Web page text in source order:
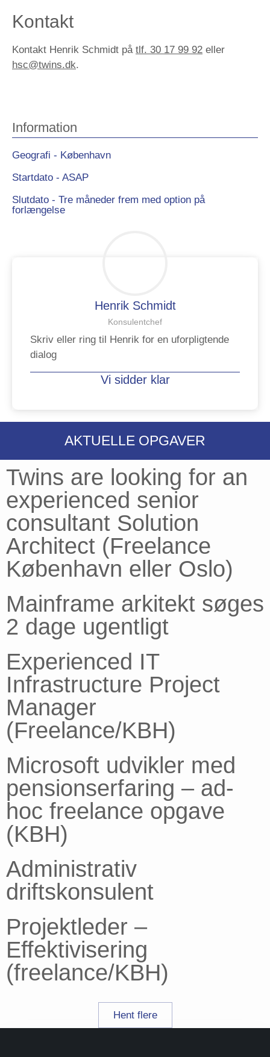
Kontakt
Kontakt Henrik Schmidt på tlf. 30 17 99 92 eller
hsc@twins.dk.
Information
Geografi - København
Startdato - ASAP
Slutdato - Tre måneder frem med option på
forlængelse
Henrik Schmidt
Konsulentchef
Skriv eller ring til Henrik for en uforpligtende
dialog
Vi sidder klar
AKTUELLE OPGAVER
Twins are looking for an
experienced senior
consultant Solution
Architect (Freelance
København eller Oslo)
Mainframe arkitekt søges
2 dage ugentligt
Experienced IT
Infrastructure Project
Manager
(Freelance/KBH)
Microsoft udvikler med
pensionserfaring – ad-
hoc freelance opgave
(KBH)
Administrativ
driftskonsulent
Projektleder –
Effektivisering
(freelance/KBH)
Hent flere